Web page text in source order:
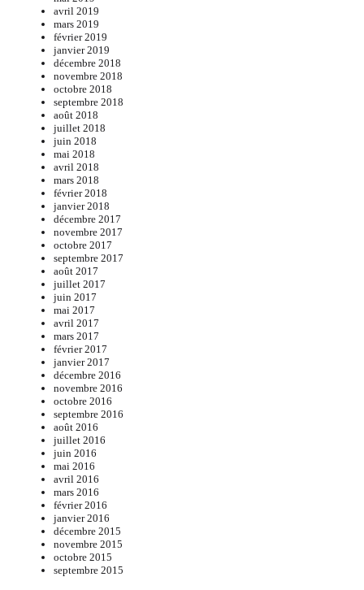
avril 2019
mars 2019
février 2019
janvier 2019
décembre 2018
novembre 2018
octobre 2018
septembre 2018
août 2018
juillet 2018
juin 2018
mai 2018
avril 2018
mars 2018
février 2018
janvier 2018
décembre 2017
novembre 2017
octobre 2017
septembre 2017
août 2017
juillet 2017
juin 2017
mai 2017
avril 2017
mars 2017
février 2017
janvier 2017
décembre 2016
novembre 2016
octobre 2016
septembre 2016
août 2016
juillet 2016
juin 2016
mai 2016
avril 2016
mars 2016
février 2016
janvier 2016
décembre 2015
novembre 2015
octobre 2015
septembre 2015